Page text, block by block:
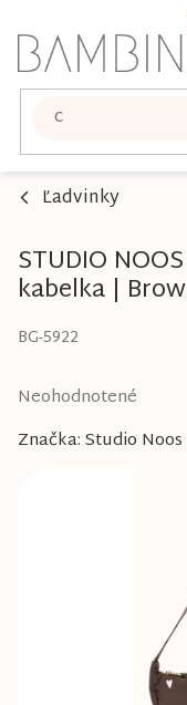
na
obsah
Ľadvinky
STUDIO
kabelka |
BG-5922
Priemerné
produktu
Neohodnotené
Značka:Studio Noos